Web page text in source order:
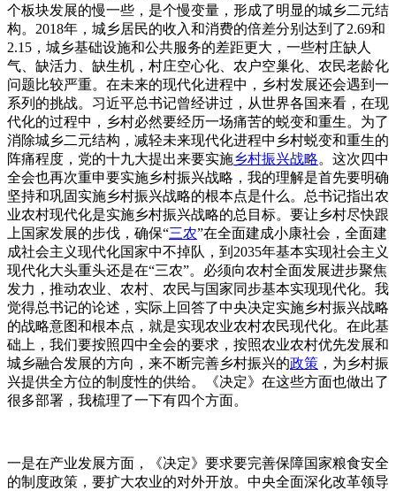
个板块发展的慢一些，是个慢变量，形成了明显的城乡二元结
构。2018年，城乡居民的收入和消费的倍差分别达到了2.69和
2.15，城乡基础设施和公共服务的差距更大，一些村庄缺人
气、缺活力、缺生机，村庄空心化、农户空巢化、农民老龄化
问题比较严重。在未来的现代化进程中，乡村发展还会遇到一
系列的挑战。习近平总书记曾经讲过，从世界各国来看，在现
代化的过程中，乡村必然要经历一场痛苦的蜕变和重生。为了
消除城乡二元结构，减轻未来现代化进程中乡村蜕变和重生的
阵痛程度，党的十九大提出来要实施乡村振兴战略。这次四中
全会也再次重申要实施乡村振兴战略，我的理解是首先要明确
坚持和巩固实施乡村振兴战略的根本点是什么。总书记指出农
业农村现代化是实施乡村振兴战略的总目标。要让乡村尽快跟
上国家发展的步伐，确保“三农”在全面建成小康社会，全面建
成社会主义现代化国家中不掉队，到2035年基本实现社会主义
现代化大头重头还是在“三农”。必须向农村全面发展进步聚焦
发力，推动农业、农村、农民与国家同步基本实现现代化。我
觉得总书记的论述，实际上回答了中央决定实施乡村振兴战略
的战略意图和根本点，就是实现农业农村农民现代化。在此基
础上，我们要按照四中全会的要求，按照农业农村优先发展和
城乡融合发展的方向，来不断完善乡村振兴的政策 ，为乡村振
兴提供全方位的制度性的供给。《决定》在这些方面也做出了
很多部署，我梳理了一下有四个方面。
一是在产业发展方面，《决定》要求要完善保障国家粮食安全
的制度政策，要扩大农业的对外开放。中央全面深化改革领导